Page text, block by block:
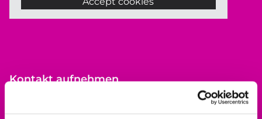
Kontakt aufnehmen